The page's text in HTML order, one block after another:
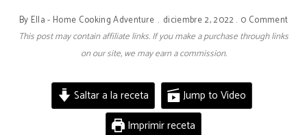
By Ella - Home Cooking Adventure diciembre 2, 2022 0 Comment
This post may contain affiliate links. If you make a purchase through links
on our site, we may earn a commission.
Saltar a la receta
Jump to Video
Imprimir receta